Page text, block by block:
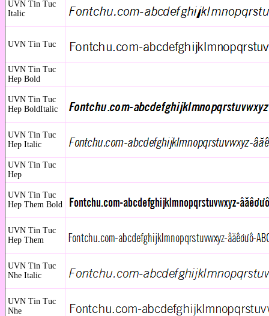
UVN Tin Tuc
Italic
UVN Tin Tuc
UVN Tin Tuc
Hep Bold
UVN Tin Tuc
Hep BoldItalic
UVN Tin Tuc
Hep Italic
UVN Tin Tuc
Hep
UVN Tin Tuc
Hep Them Bold
UVN Tin Tuc
Hep Them
UVN Tin Tuc
Nhe Italic
UVN Tin Tuc
Nhe